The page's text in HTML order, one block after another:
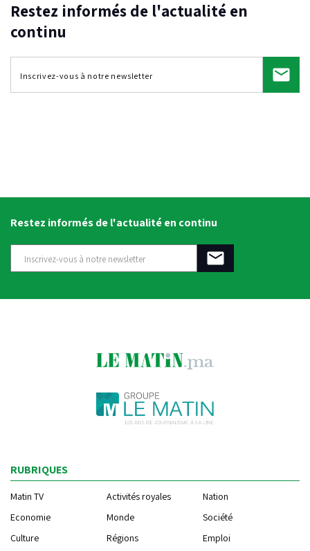
Restez informés de l'actualité en
continu
Restez informés de l'actualité en continu
RUBRIQUES
Matin TV Activités royales
Nation
Economie
Monde
Société
Culture
Régions
Emploi